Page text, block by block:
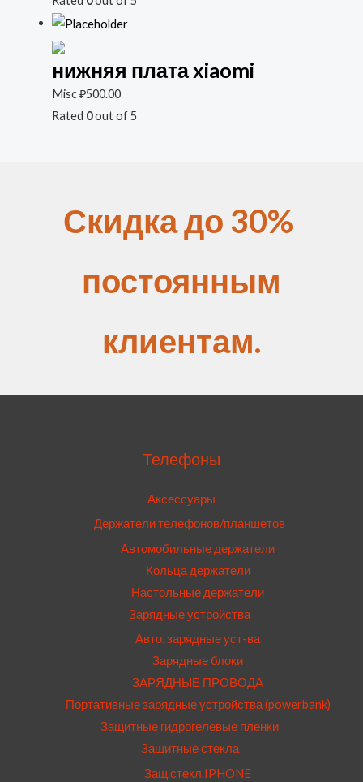
нижняя плата xiaomi
Misc₽500.00
Rated 0out of 5
Скидка до 30%
постоянным
клиентам.
Телефоны
Аксессуары
Держатели телефонов/планшетов
Автомобильные держатели
Кольца держатели
Настольные держатели
Зарядные устройства
Авто. зарядные уст-ва
Зарядные блоки
ЗАРЯДНЫЕ ПРОВОДА
Портативные зарядные устройства (powerbank)
Защитные гидрогелевые пленки
Защитные стекла
Защ.стекл.IPHONE